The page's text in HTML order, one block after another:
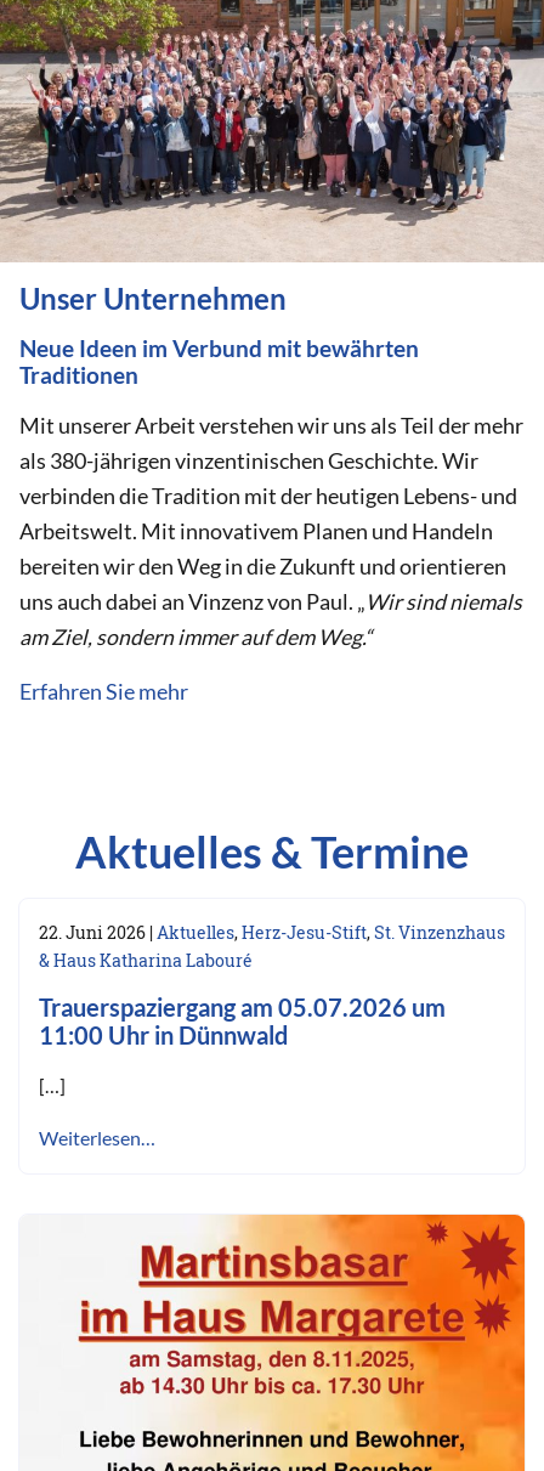
Unser Unternehmen
Neue Ideen im Verbund mit bewährten
Traditionen
Mit unserer Arbeit verstehen wir uns als Teil der mehr
als 380-jährigen vinzentinischen Geschichte. Wir
verbinden die Tradition mit der heutigen Lebens- und
Arbeitswelt. Mit innovativem Planen und Handeln
bereiten wir den Weg in die Zukunft und orientieren
uns auch dabei an Vinzenz von Paul. „Wir sind niemals
am Ziel, sondern immer auf dem Weg.“
Erfahren Sie mehr
Aktuelles & Termine
22. Juni 2026 | Aktuelles,Herz-Jesu-Stift,St. Vinzenzhaus
& Haus Katharina Labouré
Trauerspaziergang am 05.07.2026 um
11:00 Uhr in Dünnwald
[…]
Weiterlesen…